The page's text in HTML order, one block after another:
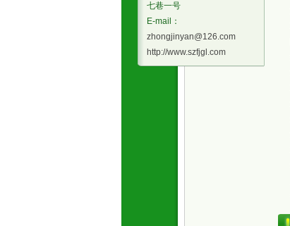
七巷一号
E-mail：
zhongjinyan@126.com
http://www.szfjgl.com